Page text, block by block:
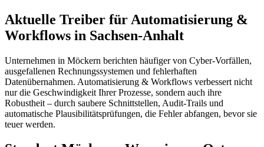
Aktuelle Treiber für Automatisierung &
Workflows in Sachsen-Anhalt
Unternehmen in Möckern berichten häufiger von Cyber-Vorfällen,
ausgefallenen Rechnungssystemen und fehlerhaften
Datenübernahmen. Automatisierung & Workflows verbessert nicht
nur die Geschwindigkeit Ihrer Prozesse, sondern auch ihre
Robustheit – durch saubere Schnittstellen, Audit-Trails und
automatische Plausibilitätsprüfungen, die Fehler abfangen, bevor sie
teuer werden.